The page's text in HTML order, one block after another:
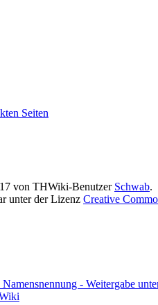
Seiten
von THWiki-Benutzer Schwab.
unter der Lizenz Creative